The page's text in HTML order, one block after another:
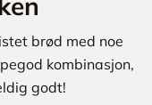
brød med noe
kombinasjon,
godt!